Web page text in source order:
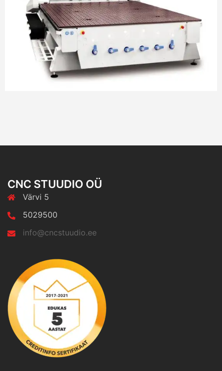
CNC STUUDIO OÜ
Värvi 5
5029500
info@cncstuudio.ee